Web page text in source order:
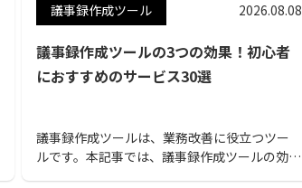
議事録作成ツール 2026.08.08
議事録作成ツールの3つの効果！初心者
におすすめのサービス30選
議事録作成ツールは、業務改善に役立つツー
ルです。本記事では、議事録作成ツールの効果